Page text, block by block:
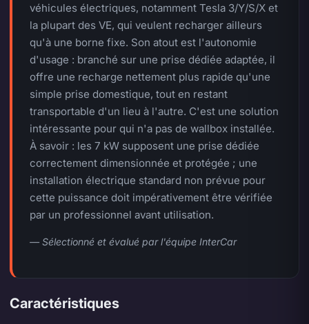
véhicules électriques, notamment Tesla 3/Y/S/X et
la plupart des VE, qui veulent recharger ailleurs
qu'à une borne fixe. Son atout est l'autonomie
d'usage : branché sur une prise dédiée adaptée, il
offre une recharge nettement plus rapide qu'une
simple prise domestique, tout en restant
transportable d'un lieu à l'autre. C'est une solution
intéressante pour qui n'a pas de wallbox installée.
À savoir : les 7 kW supposent une prise dédiée
correctement dimensionnée et protégée ; une
installation électrique standard non prévue pour
cette puissance doit impérativement être vérifiée
par un professionnel avant utilisation.
— Sélectionné et évalué par l'équipe InterCar
Caractéristiques